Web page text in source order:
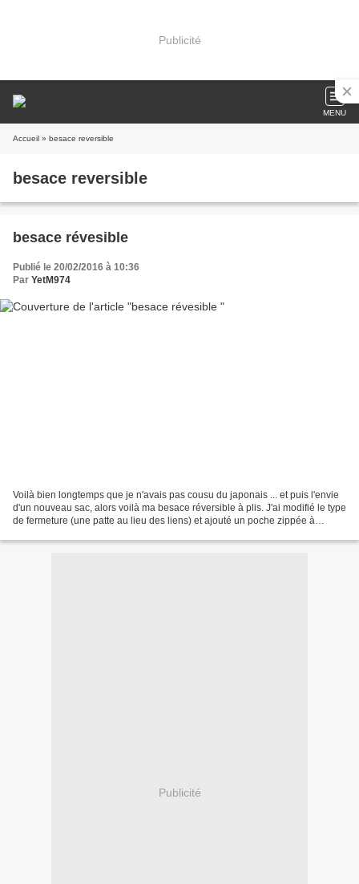
Publicité
MENU
Accueil » besace reversible
besace reversible
besace révesible
Publié le 20/02/2016 à 10:36
Par YetM974
Voilà bien longtemps que je n'avais pas cousu du japonais ... et puis l'envie
d'un nouveau sac, alors voilà ma besace réversible à plis. J'ai modifié le type
de fermeture (une patte au lieu des liens) et ajouté un poche zippée à
Publicité